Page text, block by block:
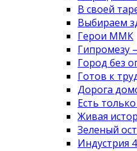
В своей
Выбираем
Герои ММК
Гипромезу
Город без
Готов к
Дорога
Есть только
Живая
Зеленый
Индустрия